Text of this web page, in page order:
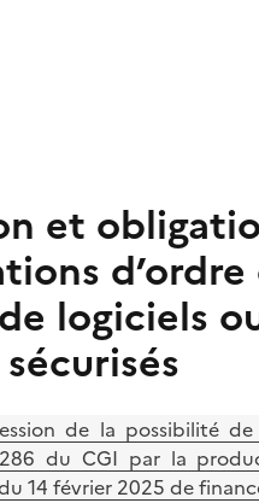
et
logiciels
de la possibilité
du CGI par la
14 février 2025 de